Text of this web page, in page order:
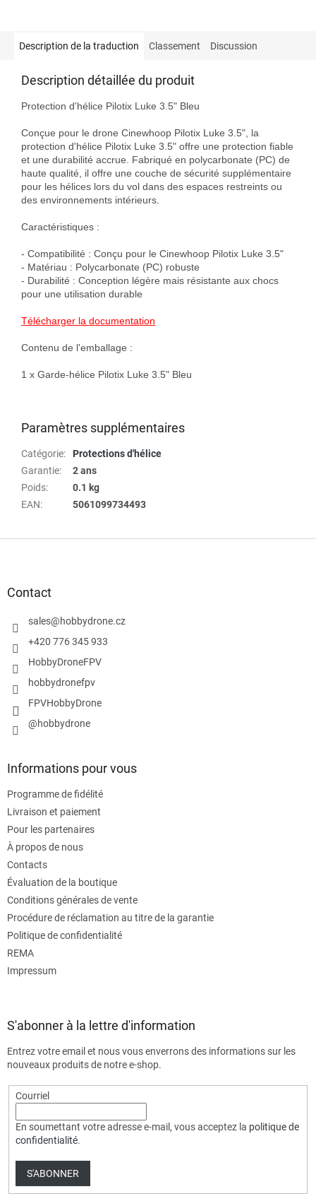
Description de la traduction Classement Discussion
Description détaillée du produit
Protection d'hélice Pilotix Luke 3.5" Bleu
Conçue pour le drone Cinewhoop Pilotix Luke 3.5", la
protection d'hélice Pilotix Luke 3.5" offre une protection fiable
et une durabilité accrue. Fabriqué en polycarbonate (PC) de
haute qualité, il offre une couche de sécurité supplémentaire
pour les hélices lors du vol dans des espaces restreints ou
des environnements intérieurs.
Caractéristiques :
- Compatibilité : Conçu pour le Cinewhoop Pilotix Luke 3.5"
- Matériau : Polycarbonate (PC) robuste
- Durabilité : Conception légère mais résistante aux chocs
pour une utilisation durable
Télécharger la documentation
Contenu de l'emballage :
1 x Garde-hélice Pilotix Luke 3.5" Bleu
Paramètres supplémentaires
Catégorie:
Protections d'hélice
Garantie:
2 ans
Poids:
0.1 kg
EAN: 5061099734493
Contact
sales@hobbydrone.cz
+420 776 345 933
HobbyDroneFPV
hobbydronefpv
FPVHobbyDrone
@hobbydrone
Informations pour vous
Programme de fidélité
Livraison et paiement
Pour les partenaires
À propos de nous
Contacts
Évaluation de la boutique
Conditions générales de vente
Procédure de réclamation au titre de la garantie
Politique de confidentialité
REMA
Impressum
S'abonner à la lettre d'information
Entrez votre email et nous vous enverrons des informations sur les
nouveaux produits de notre e-shop.
Courriel
En soumettant votre adresse e-mail, vous acceptez la politique de
confidentialité.
S'ABONNER